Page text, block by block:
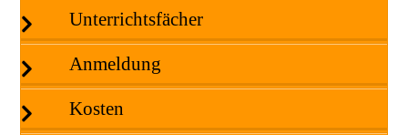
Unterrichtsfächer
Anmeldung
Kosten